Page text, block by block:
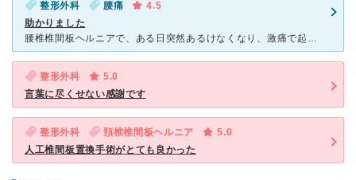
整形外科 腰痛
4.5
助かりました
腰椎椎間板ヘルニアで、ある日突然あるけなくなり、激痛で起き上がることもできなくなり受診しました。新しい病院のようでしたが、以前、友人がここで同じくヘルニアで手術を受けて今は完全復活していたので迷わずに
整形外科
5.0
言葉に尽くせない感謝です
整形外科 頚椎椎間板ヘルニア
5.0
人工椎間板置換手術がとても良かった